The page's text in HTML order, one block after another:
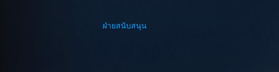
ฝ่ายสนับสนุน